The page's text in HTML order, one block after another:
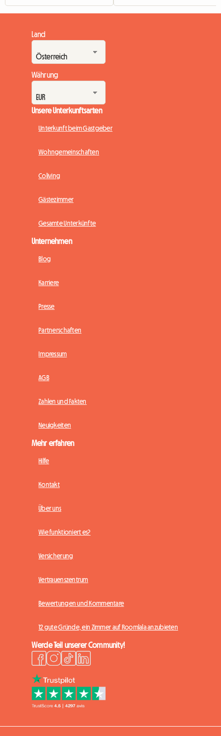
Land
Währung
Unsere Unterkunftsarten
Unterkunft beim Gastgeber
Wohngemeinschaften
Coliving
Gästezimmer
Gesamte Unterkünfte
Unternehmen
Blog
Karriere
Presse
Partnerschaften
Impressum
AGB
Zahlen und Fakten
Neuigkeiten
Mehr erfahren
Hilfe
Kontakt
Über uns
Wie funktioniert es?
Versicherung
Vertrauenszentrum
Bewertungen und Kommentare
12 gute Gründe, ein Zimmer auf Roomlala anzubieten
Werde Teil unserer Community!